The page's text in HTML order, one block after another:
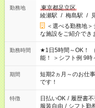
勤務地
東京都足立区
綾瀬駅 / 梅島駅 /
＜選べる勤務地
な施設をご紹介でき
勤務時間
★1日5時間～OK！
能！ ＞シフト例 9
のご都合に合わせ
でお休みや時間の調
い。
期間
短期2ヵ月～のお仕
です！
特徴 日払いOK / 履歴書
服装自由 / シフト勤